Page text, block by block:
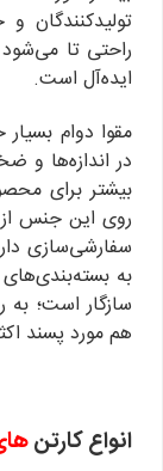
تولیدکنندگان
راحتی تا
ایده‌آل است.
مقوا دوام
در اندازه‌ها و
بیشتر برای
روی این جنس از
سفارشی‌سازی
به
سازگار است؛
هم مورد پسند
انواع کارتن